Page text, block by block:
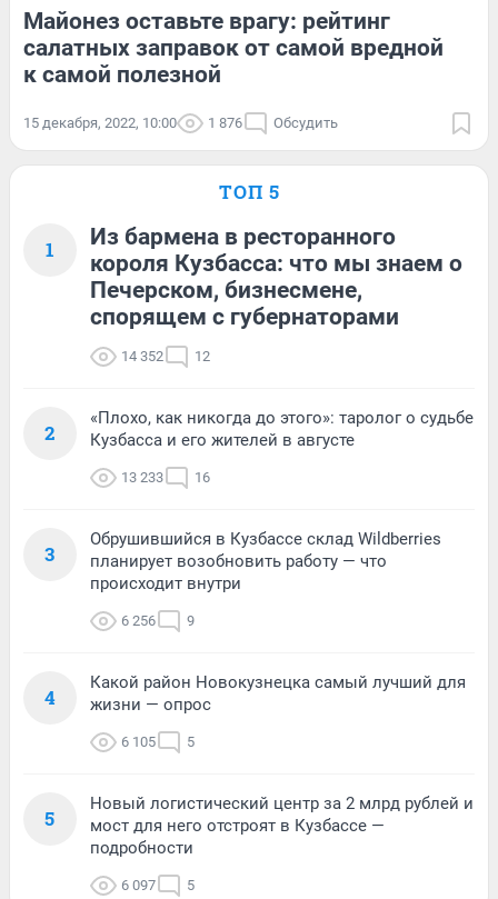
Майонез оставьте врагу: рейтинг
салатных заправок от самой вредной
к самой полезной
15 декабря, 2022, 10:00 1 876 Обсудить
ТОП 5
1
Из бармена в ресторанного
короля Кузбасса: что мы знаем о
Печерском, бизнесмене,
спорящем с губернаторами
14 352 12
2
«Плохо, как никогда до этого»: таролог о судьбе
Кузбасса и его жителей в августе
13 233 16
3
Обрушившийся в Кузбассе склад Wildberries
планирует возобновить работу — что
происходит внутри
6 256 9
4
Какой район Новокузнецка самый лучший для
жизни — опрос
6 105 5
5
Новый логистический центр за 2 млрд рублей и
мост для него отстроят в Кузбассе —
подробности
6 097 5